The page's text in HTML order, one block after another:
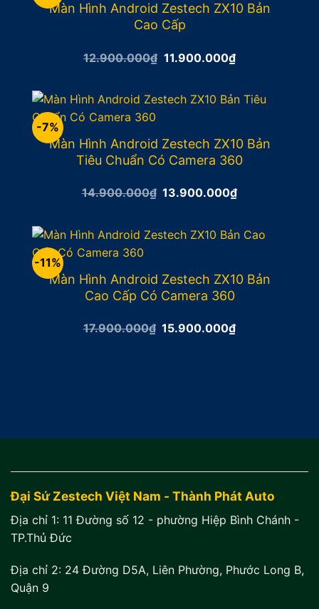
Màn Hình Android Zestech ZX10 Bản
Cao Cấp
12.900.000₫ Giá
12.900.000₫.
11.900.000₫Giá
hiện
11.900.000₫.
-7%
Màn Hình Android Zestech ZX10 Bản
Tiêu Chuẩn Có Camera 360
14.900.000₫ Giá
14.900.000₫.
13.900.000₫Giá
13.900.000₫.
-11%
Màn Hình Android Zestech ZX10 Bản
Cao Cấp Có Camera 360
17.900.000₫ Giá
15.900.000₫Giá
Đại Sứ Zestech Việt Nam - Thành Phát Auto
Địa chỉ 1: 11 Đường số 12 - phường Hiệp Bình Chánh -
TP.Thủ Đức
Địa chỉ 2: 24 Đường D5A, Liên Phường, Phước Long B,
Quận 9